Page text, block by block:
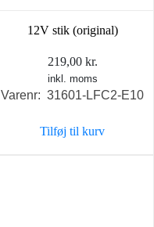
12V stik (original)
219,00 kr.
inkl. moms
Varenr: 31601-LFC2-E10
Tilføj til kurv